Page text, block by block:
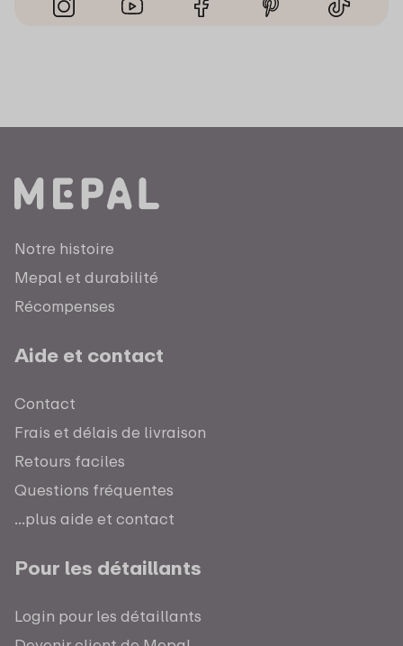
Notre histoire
Mepal et durabilité
Récompenses
Aide et contact
Contact
Frais et délais de livraison
Retours faciles
Questions fréquentes
...plus aide et contact
Pour les détaillants
Login pour les détaillants